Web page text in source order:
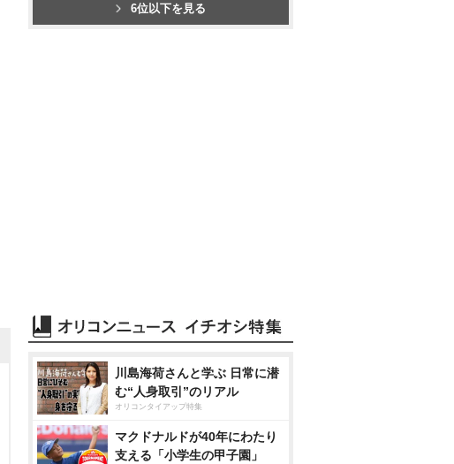
6位以下を見る
川島海荷さんと学ぶ 日常に潜
む“人身取引”のリアル
オリコンタイアップ特集
マクドナルドが40年にわたり
支える「小学生の甲子園」